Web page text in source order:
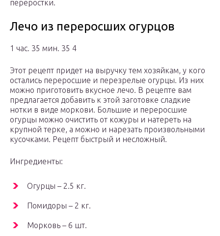
переростки.
Лечо из переросших огурцов
1 час. 35 мин. 35 4
Этот рецепт придет на выручку тем хозяйкам, у кого
остались переросшие и перезрелые огурцы. Из них
можно приготовить вкусное лечо. В рецепте вам
предлагается добавить к этой заготовке сладкие
нотки в виде моркови. Большие и переросшие
огурцы можно очистить от кожуры и натереть на
крупной терке, а можно и нарезать произвольными
кусочками. Рецепт быстрый и несложный.
Ингредиенты:
Огурцы – 2.5 кг.
Помидоры – 2 кг.
Морковь – 6 шт.